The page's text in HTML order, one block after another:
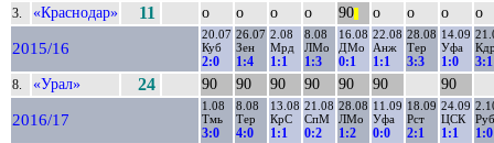
3. «Краснодар» 11 о о о о 90 о о о о
2015/16
20.07
Куб
2:0
26.07
Зен
1:4
2.08
Мрд
1:1
8.08
ЛМо
1:3
16.08
ДМо
0:1
22.08
Анж
1:1
28.08
Тер
3:3
14.09
Уфа
1:0 3:1
8. «Урал» 24 90 90 90 90 90 90 90
2016/17
1.08
Тмь
3:0
8.08
Тер
4:0
13.08
КрС
1:1
21.08
СпМ
0:2
28.08
ЛМо
1:2
11.09
Уфа
0:0
18.09
Рст
2:1
24.09
ЦСК
1:1
Руб
1:0